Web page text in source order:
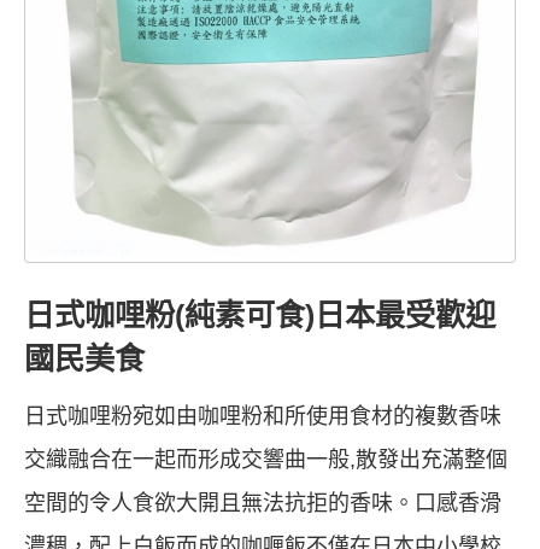
日式咖哩粉(純素可食)日本最受歡迎
國民美食
日式咖哩粉宛如由咖哩粉和所使用食材的複數香味
交織融合在一起而形成交響曲一般,散發出充滿整個
空間的令人食欲大開且無法抗拒的香味。口感香滑